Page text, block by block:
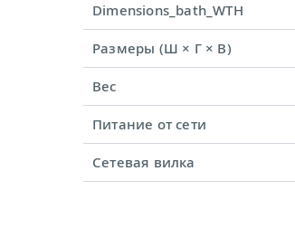
Dimensions_bath_WTH
Размеры (Ш × Г × В)
Вес
Питание от сети
Сетевая вилка